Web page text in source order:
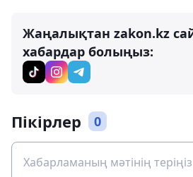
Жаңалықтан zakon.kz
хабардар болыңыз:
Пікірлер 0